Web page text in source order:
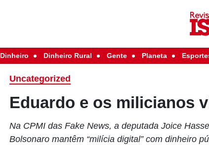
Dinheiro Dinheiro Rural Gente Planeta
Uncategorized
Eduardo e os milicianos
Na CPMI das Fake News, a deputada Joice
Bolsonaro mantêm “milícia digital” com dinheiro